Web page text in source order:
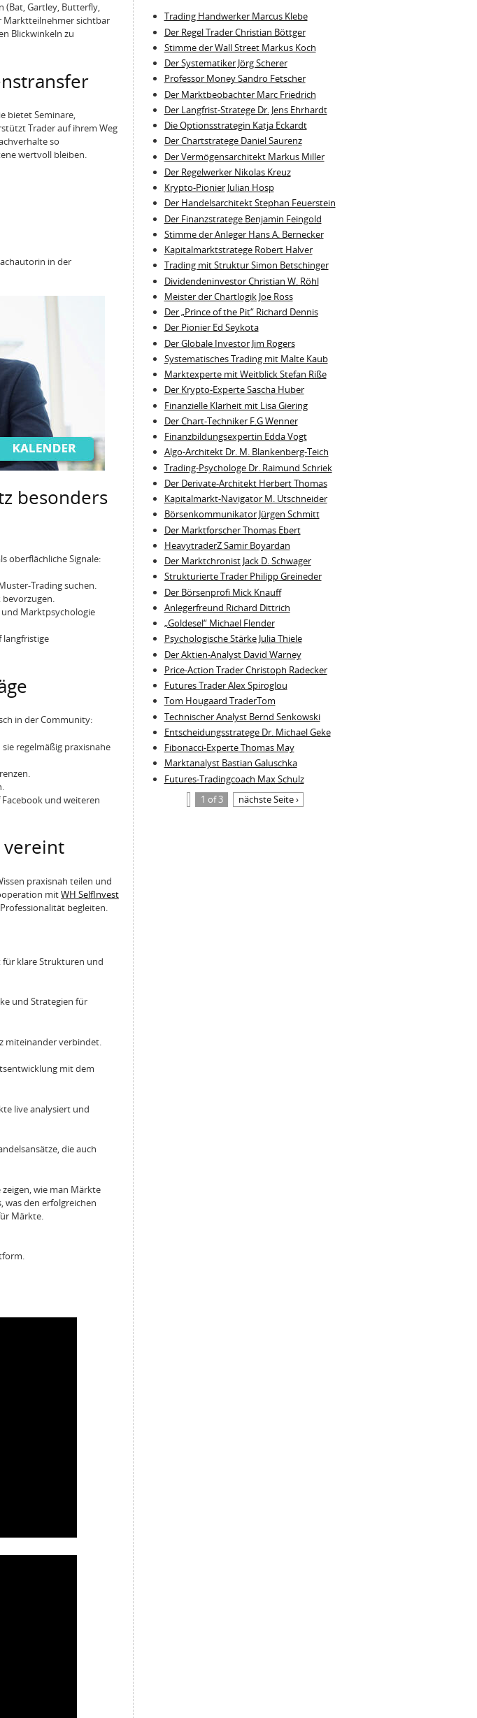
(Bat, Gartley, Butterfly,
Marktteilnehmer sichtbar
Blickwinkeln zu
bietet Seminare,
Trader auf ihrem Weg
so
wertvoll bleiben.
in der
besonders
oberflächliche Signale:
Trading suchen.
und Marktpsychologie
langfristige
in der Community:
regelmäßig praxisnahe
und weiteren
vereint
praxisnah teilen und
mitWH SelfInvest
begleiten.
für klare Strukturen und
und Strategien für
miteinander verbindet.
mit dem
live analysiert und
die auch
wie man Märkte
was den erfolgreichen
Märkte.
Trading Handwerker Marcus Klebe
Der Regel Trader Christian Böttger
Stimme der Wall Street Markus Koch
Der Systematiker Jörg Scherer
Professor Money Sandro Fetscher
Der Marktbeobachter Marc Friedrich
Der Langfrist-Stratege Dr. Jens Ehrhardt
Die Optionsstrategin Katja Eckardt
Der Chartstratege Daniel Saurenz
Der Vermögensarchitekt Markus Miller
Der Regelwerker Nikolas Kreuz
Krypto-Pionier Julian Hosp
Der Handelsarchitekt Stephan Feuerstein
Der Finanzstratege Benjamin Feingold
Stimme der Anleger Hans A. Bernecker
Kapitalmarktstratege Robert Halver
Trading mit Struktur Simon Betschinger
Dividendeninvestor Christian W. Röhl
Meister der Chartlogik Joe Ross
Der „Prince of the Pit“ Richard Dennis
Der Pionier Ed Seykota
Der Globale Investor Jim Rogers
Systematisches Trading mit Malte Kaub
Marktexperte mit Weitblick Stefan Riße
Der Krypto-Experte Sascha Huber
Finanzielle Klarheit mit Lisa Giering
Der Chart-Techniker F.G Wenner
Finanzbildungsexpertin Edda Vogt
Algo‑Architekt Dr. M. Blankenberg‑Teich
Trading-Psychologe Dr. Raimund Schriek
Der Derivate‑Architekt Herbert Thomas
Kapitalmarkt-Navigator M. Utschneider
Börsenkommunikator Jürgen Schmitt
Der Marktforscher Thomas Ebert
HeavytraderZ Samir Boyardan
Der Marktchronist Jack D. Schwager
Strukturierte Trader Philipp Greineder
Der Börsenprofi Mick Knauff
Anlegerfreund Richard Dittrich
„Goldesel“ Michael Flender
Psychologische Stärke Julia Thiele
Der Aktien-Analyst David Warney
Price-Action Trader Christoph Radecker
Futures Trader Alex Spiroglou
Tom Hougaard TraderTom
Technischer Analyst Bernd Senkowski
Entscheidungsstratege Dr. Michael Geke
Fibonacci-Experte Thomas May
Marktanalyst Bastian Galuschka
Futures-Tradingcoach Max Schulz
1 of 3
nächste Seite ›